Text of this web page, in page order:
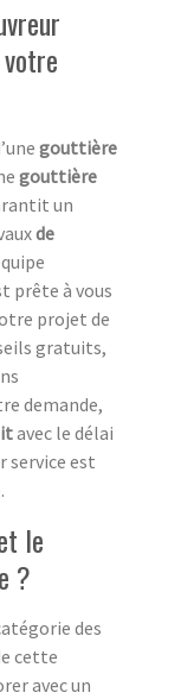
gouttière
gouttière
un
de
prête à vous
projet de
gratuits,
demande,
avec le délai
service est
le
?
des
cette
avec un